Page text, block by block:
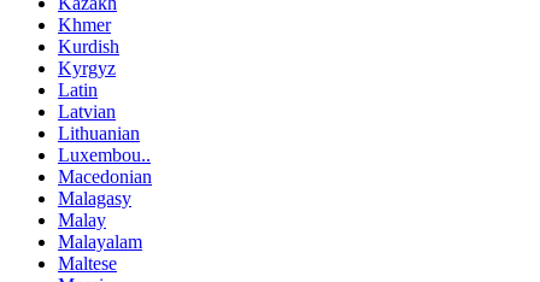
Khmer
Kurdish
Kyrgyz
Latin
Latvian
Lithuanian
Luxembou..
Macedonian
Malagasy
Malay
Malayalam
Maltese